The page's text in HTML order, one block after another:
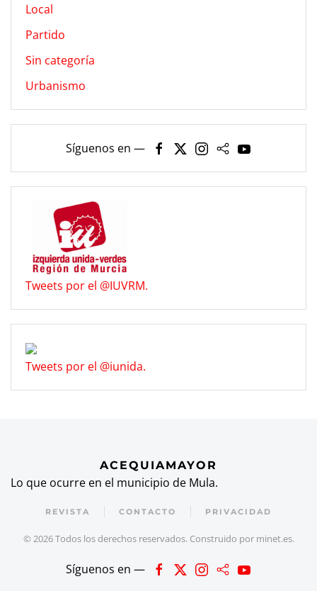
Local
Partido
Sin categoría
Urbanismo
Síguenos en —
Tweets por el @IUVRM.
Tweets por el @iunida.
ACEQUIAMAYOR
Lo que ocurre en el municipio de Mula.
REVISTA CONTACTO PRIVACIDAD
© 2026Todos los derechos reservados. Construido por minet.es.
Síguenos en —